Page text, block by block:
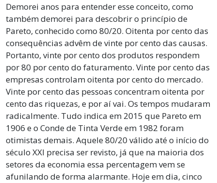
Demorei anos para entender esse conceito, como
também demorei para descobrir o princípio de
Pareto, conhecido como 80/20. Oitenta por cento das
consequências advêm de vinte por cento das causas.
Portanto, vinte por cento dos produtos respondem
por 80 por cento do faturamento. Vinte por cento das
empresas controlam oitenta por cento do mercado.
Vinte por cento das pessoas concentram oitenta por
cento das riquezas, e por aí vai. Os tempos mudaram
radicalmente. Tudo indica em 2015 que Pareto em
1906 e o Conde de Tinta Verde em 1982 foram
otimistas demais. Aquele 80/20 válido até o início do
século XXI precisa ser revisto, já que na maioria dos
setores da economia essa percentagem vem se
afunilando de forma alarmante. Hoje em dia, cinco